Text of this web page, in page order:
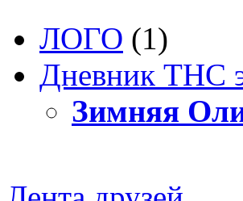
ЛОГО (1)
Дневник ТНС
Зимняя